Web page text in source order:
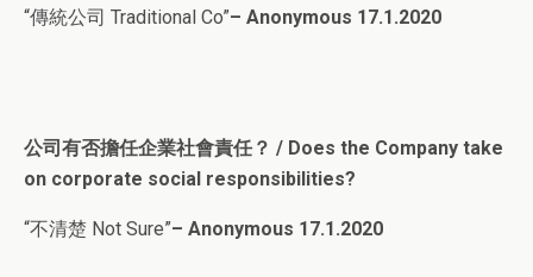
“傳統公司 Traditional Co”– Anonymous 17.1.2020
公司有否擔任企業社會責任？ / Does the Company take
on corporate social responsibilities?
“不清楚 Not Sure”– Anonymous 17.1.2020